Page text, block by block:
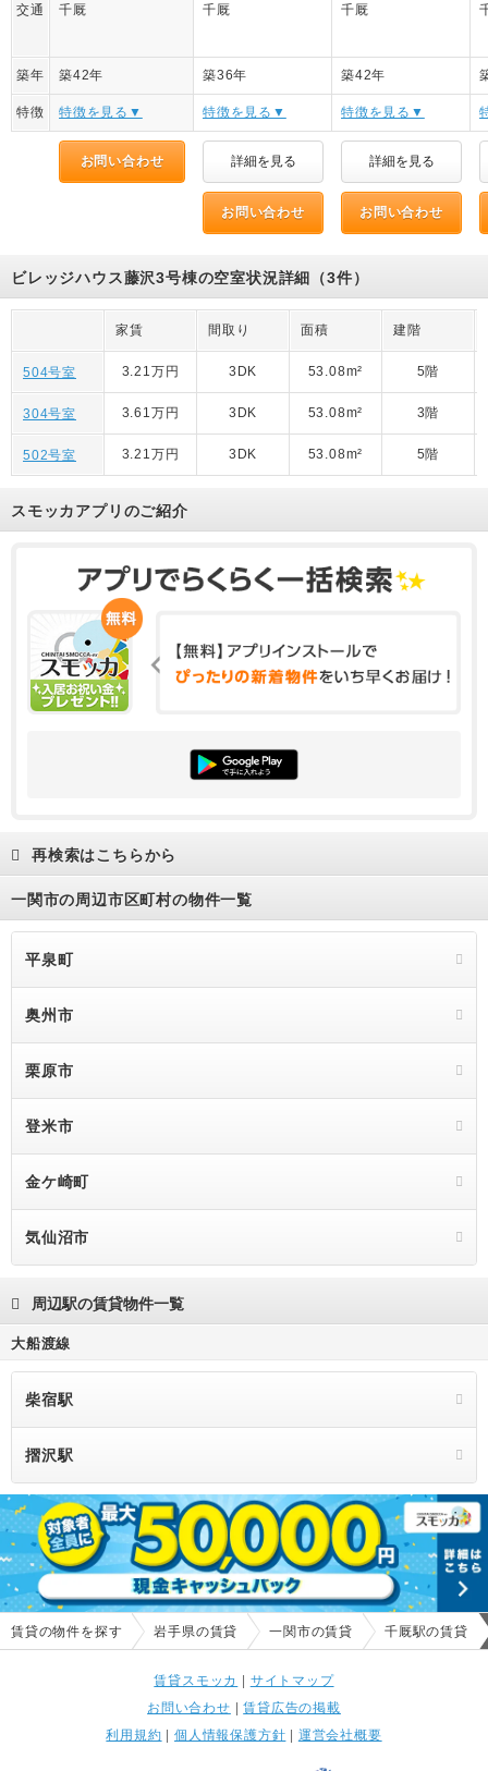
交通 千厩 千厩 千厩
築年 築42年 築36年 築42年
特徴 特徴を見る▼ 特徴を見る▼ 特徴を見る▼
お問い合わせ 詳細を見る 詳細を見る
お問い合わせ お問い合わせ
ビレッジハウス藤沢3号棟の空室状況詳細（3件）
家賃 間取り 面積 建階
504号室 3.21万円 3DK 53.08m² 5階
304号室 3.61万円 3DK 53.08m² 3階
502号室 3.21万円 3DK 53.08m² 5階
スモッカアプリのご紹介
再検索はこちらから
一関市の周辺市区町村の物件一覧
平泉町
奥州市
栗原市
登米市
金ケ崎町
気仙沼市
周辺駅の賃貸物件一覧
大船渡線
柴宿駅
摺沢駅
賃貸の物件を探す 岩手県の賃貸 一関市の賃貸 千厩駅の賃貸
賃貸スモッカ | サイトマップ
お問い合わせ |賃貸広告の掲載
利用規約 | 個人情報保護方針 | 運営会社概要